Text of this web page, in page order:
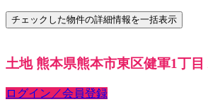
土地 熊本県熊本市東区健軍1丁目
ログイン／会員登録